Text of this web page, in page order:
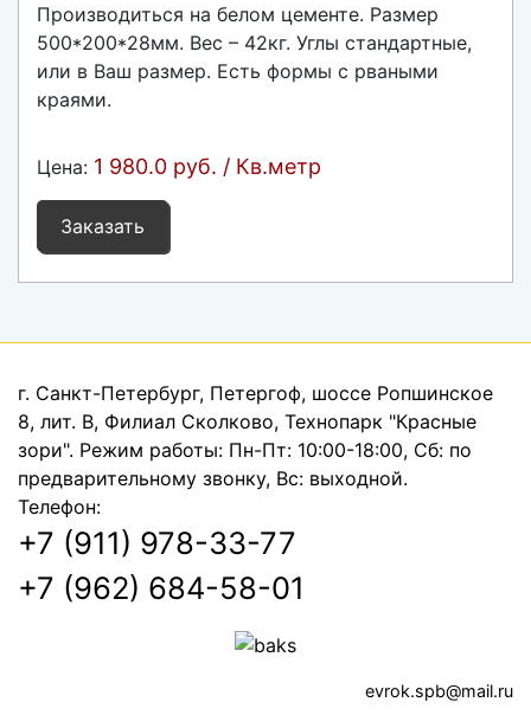
Производиться на белом цементе. Размер
500*200*28мм. Вес – 42кг. Углы стандартные,
или в Ваш размер. Есть формы с рваными
краями.
Цена: 1 980.0 руб. / Кв.метр
Заказать
г. Санкт-Петербург, Петергоф, шоссе Ропшинское
8, лит. В, Филиал Сколково, Технопарк "Красные
зори". Режим работы: Пн-Пт: 10:00-18:00, Сб: по
предварительному звонку, Вс: выходной.
Телефон:
+7 (911) 978-33-77
+7 (962) 684-58-01‬
evrok.spb@mail.ru